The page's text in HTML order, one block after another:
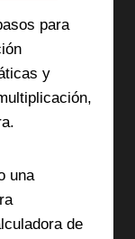
para
y
una
de